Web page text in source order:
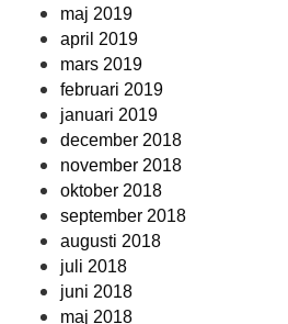
maj 2019
april 2019
mars 2019
februari 2019
januari 2019
december 2018
november 2018
oktober 2018
september 2018
augusti 2018
juli 2018
juni 2018
maj 2018